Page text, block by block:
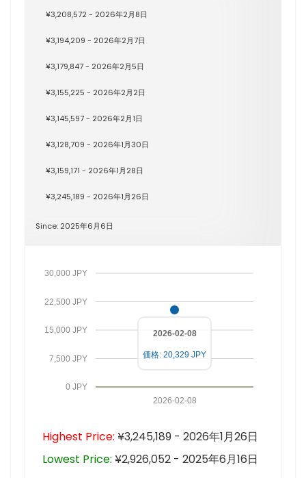
¥3,208,572 - 2026年2月8日
¥3,194,209 - 2026年2月7日
¥3,179,847 - 2026年2月5日
¥3,155,225 - 2026年2月2日
¥3,145,597 - 2026年2月1日
¥3,128,709 - 2026年1月30日
¥3,159,171 - 2026年1月28日
¥3,245,189 - 2026年1月26日
Since: 2025年6月6日
0 JPY
7,500 JPY
15,000 JPY
22,500 JPY
30,000 JPY
2026-02-08
2026-02-08
価格: 20,329 JPY
Highest Price: ¥3,245,189 - 2026年1月26日
Lowest Price: ¥2,926,052 - 2025年6月16日